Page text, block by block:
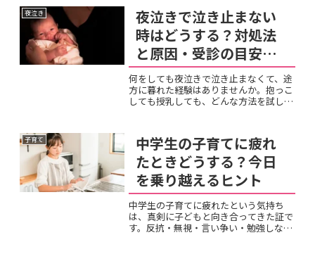
葉も増えてきたのになぜ」「保育園・幼
稚園に入ったせいなのか」...
夜泣き
夜泣きで泣き止まない
時はどうする？対処法
と原因・受診の目安に
ついて
何をしても夜泣きで泣き止まなくて、途
方に暮れた経験はありませんか。抱っこ
しても授乳しても、どんな方法を試して
は」「病気なのでは」と心配になること
もあるでしょう。しかし泣き...
子育て
中学生の子育てに疲れ
たときどうする？今日
を乗り越えるヒント
中学生の子育てに疲れたという気持ち
は、真剣に子どもと向き合ってきた証で
す。反抗・無視・言い争い・勉強しない